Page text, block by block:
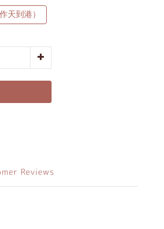
天到港）
Reviews